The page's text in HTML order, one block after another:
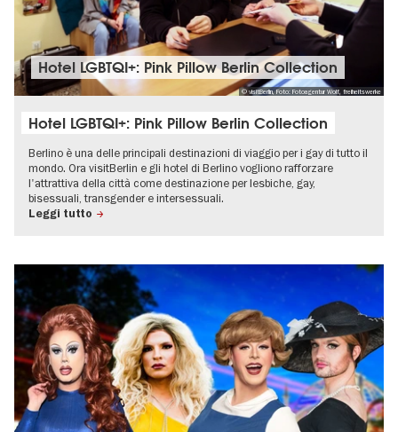
© visitBerlin, Foto: Fotoagentur Wolf, freiheitswerke
Hotel LGBTQI+: Pink Pillow Berlin Collection
Hotel LGBTQI+: Pink Pillow Berlin Collection
Berlino è una delle principali destinazioni di viaggio per i gay di tutto il
mondo. Ora visitBerlin e gli hotel di Berlino vogliono rafforzare
l'attrattiva della città come destinazione per lesbiche, gay,
bisessuali, transgender e intersessuali.
Leggi tutto